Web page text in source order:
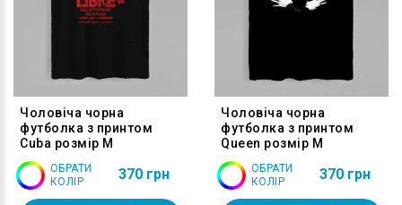
Чоловіча чорна
футболка з принтом
Cuba розмір M
ОБРАТИ
КОЛІР
370 грн
Чоловіча чорна
футболка з принтом
Queen розмір M
ОБРАТИ
КОЛІР
370 грн